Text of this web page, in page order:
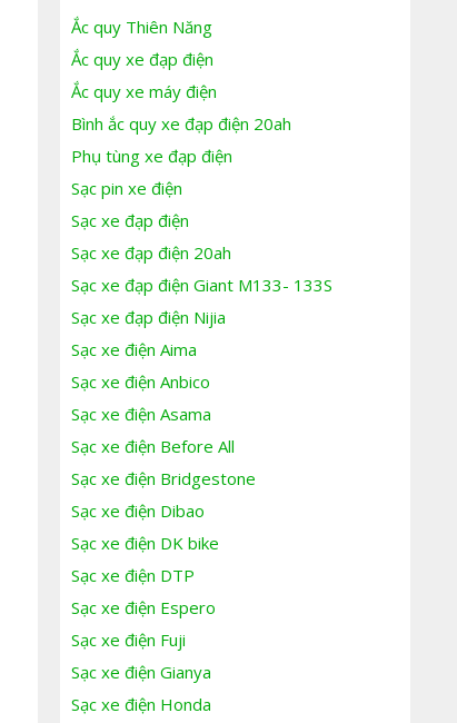
Ắc quy Thiên Năng
Ắc quy xe đạp điện
Ắc quy xe máy điện
Bình ắc quy xe đạp điện 20ah
Phụ tùng xe đạp điện
Sạc pin xe điện
Sạc xe đạp điện
Sạc xe đạp điện 20ah
Sạc xe đạp điện Giant M133- 133S
Sạc xe đạp điện Nijia
Sạc xe điện Aima
Sạc xe điện Anbico
Sạc xe điện Asama
Sạc xe điện Before All
Sạc xe điện Bridgestone
Sạc xe điện Dibao
Sạc xe điện DK bike
Sạc xe điện DTP
Sạc xe điện Espero
Sạc xe điện Fuji
Sạc xe điện Gianya
Sạc xe điện Honda